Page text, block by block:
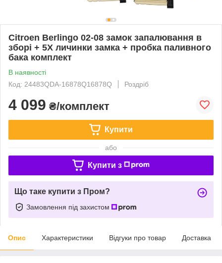
Citroen Berlingo 02-08 замок запалювання в
зборі + 5X личинки замка + пробка паливного
бака комплект
В наявності
Код: 24483QDA-16878Q16878Q
Роздріб
4 099 ₴/комплект
Купити
або
Купити з
Що таке купити з Пром?
Замовлення під захистом
Опис Характеристики Відгуки про товар Доставка